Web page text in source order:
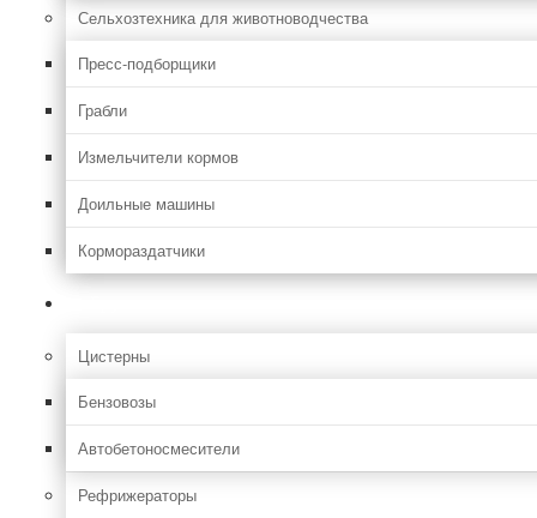
Сельхозтехника для животноводчества
Пресс-подборщики
Грабли
Измельчители кормов
Доильные машины
Кормораздатчики
Цистерны
Бензовозы
Автобетоносмесители
Рефрижераторы